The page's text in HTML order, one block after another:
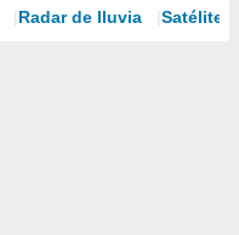
Radar de lluvia Satélites